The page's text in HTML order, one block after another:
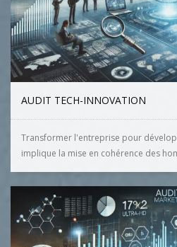
AUDIT TECH-INNOVATION
Transformer l'entreprise pour
implique la mise en cohérence des